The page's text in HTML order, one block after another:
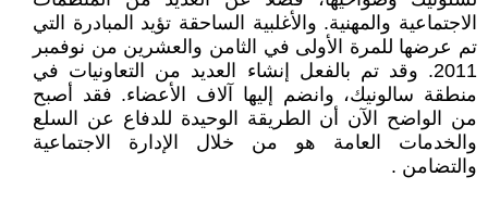
الاجتماعية والمهنية. والأغلبية الساحقة تؤيد المبادرة التي
تم عرضها للمرة الأولى في الثامن والعشرين من نوفمبر
2011. وقد تم بالفعل إنشاء العديد من التعاونيات في
منطقة سالونيك، وانضم إليها آلاف الأعضاء. فقد أصبح
من الواضح الآن أن الطريقة الوحيدة للدفاع عن السلع
والخدمات العامة هو من خلال الإدارة الاجتماعية
والتضامن .